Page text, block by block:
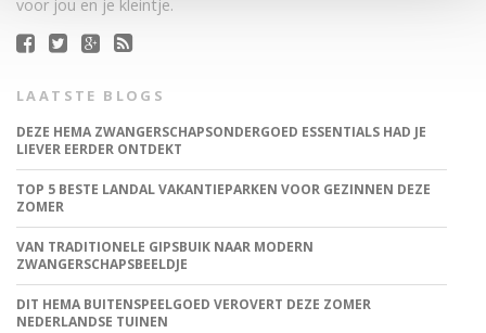
voor jou en je kleintje.
LAATSTE BLOGS
DEZE HEMA ZWANGERSCHAPSONDERGOED ESSENTIALS HAD JE
LIEVER EERDER ONTDEKT
TOP 5 BESTE LANDAL VAKANTIEPARKEN VOOR GEZINNEN DEZE
ZOMER
VAN TRADITIONELE GIPSBUIK NAAR MODERN
ZWANGERSCHAPSBEELDJE
DIT HEMA BUITENSPEELGOED VEROVERT DEZE ZOMER
NEDERLANDSE TUINEN